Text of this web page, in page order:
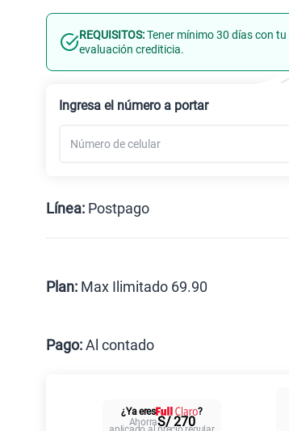
Línea Nueva Portabilidad
REQUISITOS: Tener mínimo 30 días con
evaluación crediticia.
Ingresa el número a portar
Línea: Postpago
Plan: Max Ilimitado 69.90
Pago: Al contado
¿Ya eres
?
AhorraS/ 270